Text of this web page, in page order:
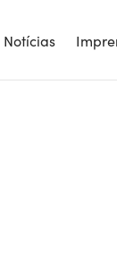
Notícias